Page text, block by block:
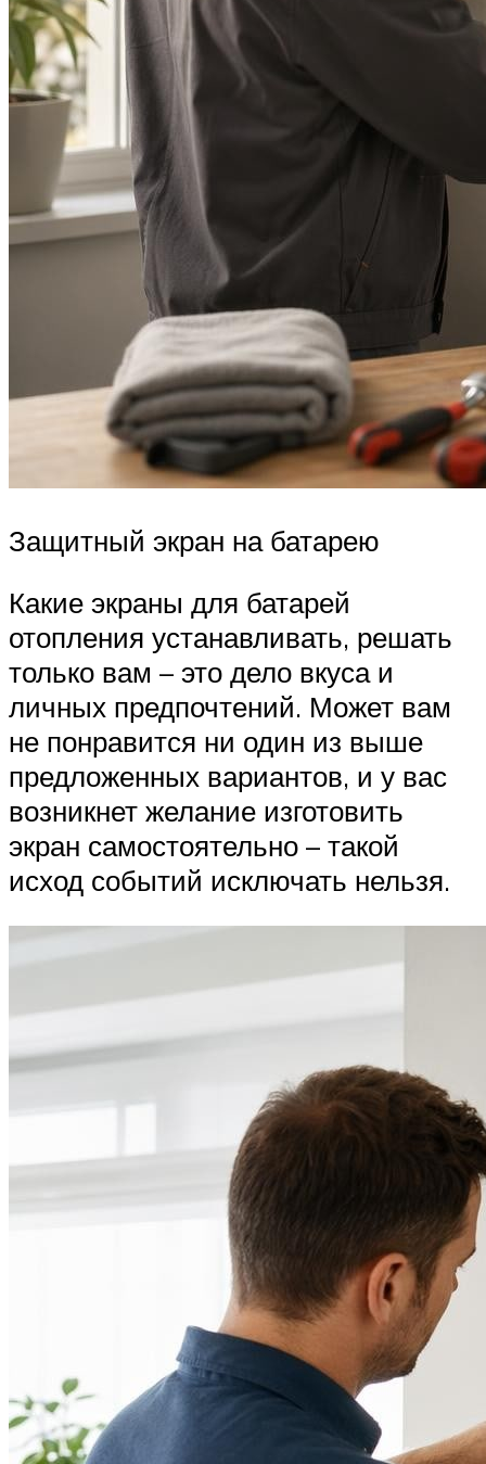
Защитный экран на батарею
Какие экраны для батарей
отопления устанавливать, решать
только вам – это дело вкуса и
личных предпочтений. Может вам
не понравится ни один из выше
предложенных вариантов, и у вас
возникнет желание изготовить
экран самостоятельно – такой
исход событий исключать нельзя.